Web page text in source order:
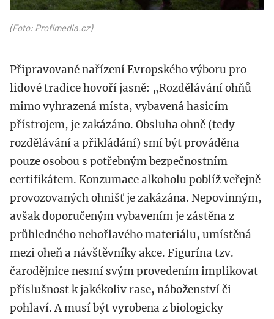
(Foto: Profimedia.cz)
Připravované nařízení Evropského výboru pro
lidové tradice hovoří jasně: „Rozdělávání ohňů
mimo vyhrazená místa, vybavená hasicím
přístrojem, je zakázáno. Obsluha ohně (tedy
rozdělávání a přikládání) smí být prováděna
pouze osobou s potřebným bezpečnostním
certifikátem. Konzumace alkoholu poblíž veřejně
provozovaných ohnišť je zakázána. Nepovinným,
avšak doporučeným vybavením je zástěna z
průhledného nehořlavého materiálu, umístěná
mezi oheň a návštěvníky akce. Figurína tzv.
čarodějnice nesmí svým provedením implikovat
příslušnost k jakékoliv rase, náboženství či
pohlaví. A musí být vyrobena z biologicky